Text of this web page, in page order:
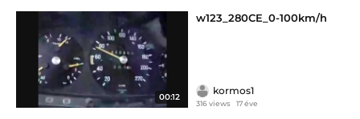
00:12
w123_280CE_0-100km/h
kormos1
316 views 17 éve